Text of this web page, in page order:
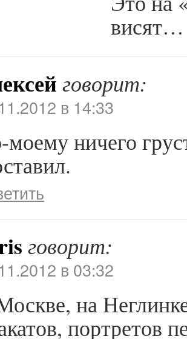
говорит:
в 14:33
ничего
говорит:
в 03:32
на
портретов